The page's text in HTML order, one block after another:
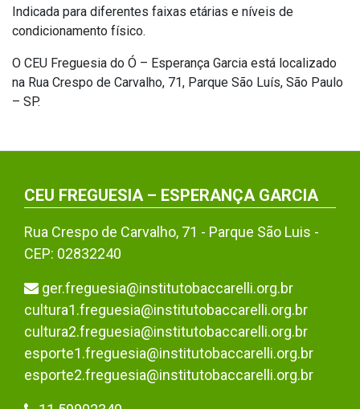
Indicada para diferentes faixas etárias e níveis de
condicionamento físico.
O CEU Freguesia do Ó – Esperança Garcia está localizado
na Rua Crespo de Carvalho, 71, Parque São Luís, São Paulo
– SP.
CEU FREGUESIA – ESPERANÇA GARCIA
Rua Crespo de Carvalho, 71 - Parque São Luis -
CEP: 02832240
ger.freguesia@institutobaccarelli.org.br
cultura1.freguesia@institutobaccarelli.org.br
cultura2.freguesia@institutobaccarelli.org.br
esporte1.freguesia@institutobaccarelli.org.br
esporte2.freguesia@institutobaccarelli.org.br